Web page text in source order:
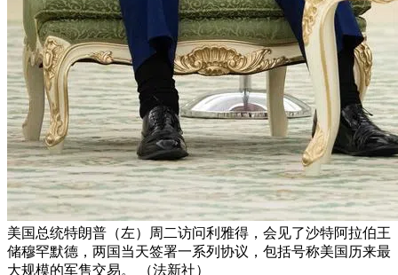
美国总统特朗普（左）周二访问利雅得，会见了沙特阿拉伯王
储穆罕默德，两国当天签署一系列协议，包括号称美国历来最
大规模的军售交易。 （法新社）